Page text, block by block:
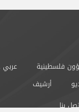
فلسطينية
أرشيف
بنا